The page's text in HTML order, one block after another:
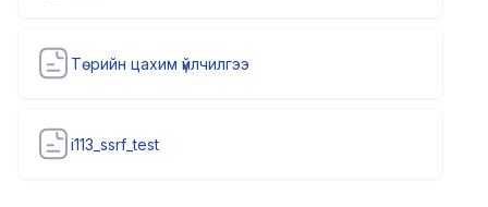
Төрийн цахим үйлчилгээ
i113_ssrf_test